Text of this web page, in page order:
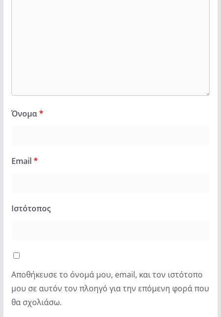
Όνομα*
Email*
Ιστότοπος
Αποθήκευσε το όνομά μου, email, και τον ιστότοπο
μου σε αυτόν τον πλοηγό για την επόμενη φορά που
θα σχολιάσω.